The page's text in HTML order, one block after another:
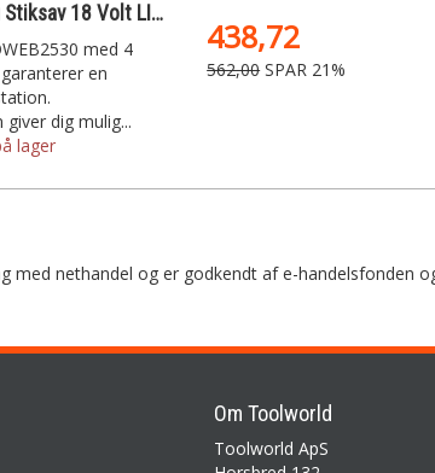
PowerPlus Akku Stiksav 18 Volt LI-ION SOLO
med 4
en
giver dig mulig...
lager
438,72
562,00 SPAR 21%
med nethandel og er godkendt af e-handelsfonden
Om Toolworld
Toolworld ApS